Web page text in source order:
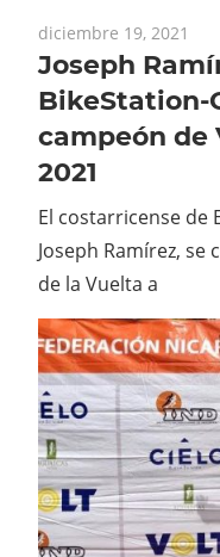
diciembre 19, 2021
Joseph
BikeStation-
campeón de
2021
El costarricense de
Joseph Ramírez,
de la Vuelta a